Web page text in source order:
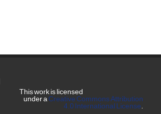
This work is licensed
under aCreative Commons Attribution
4.0 International License.